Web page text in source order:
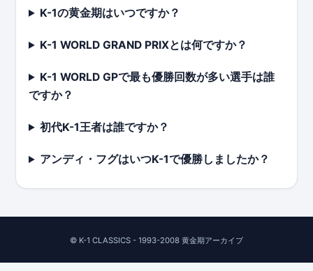
K-1の黄金期はいつですか？
K-1 WORLD GRAND PRIXとは何ですか？
K-1 WORLD GPで最も優勝回数が多い選手は誰
ですか？
初代K-1王者は誰ですか？
アンディ・フグはいつK-1で優勝しましたか？
© K-1 CLASSICS - 1993-2008 黄金期アーカイブ